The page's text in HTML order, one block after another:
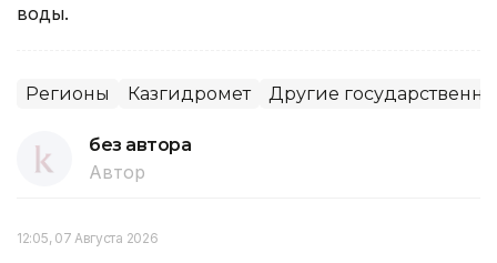
воды.
Регионы Казгидромет Другие
без автора
Автор
12:05, 07 Августа 2026